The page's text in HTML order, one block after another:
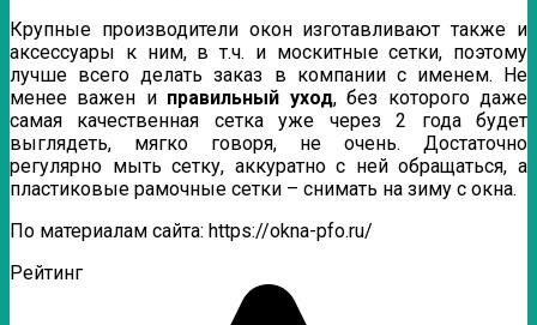
Крупные производители окон изготавливают также и
аксессуары к ним, в т.ч. и москитные сетки, поэтому
лучше всего делать заказ в компании с именем. Не
менее важен и правильный уход, без которого даже
самая качественная сетка уже через 2 года будет
выглядеть, мягко говоря, не очень. Достаточно
регулярно мыть сетку, аккуратно с ней обращаться, а
пластиковые рамочные сетки – снимать на зиму с окна.
По материалам сайта: https://okna-pfo.ru/
Рейтинг